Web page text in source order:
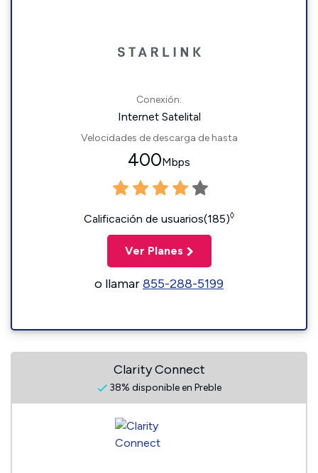
Conexión:
Internet Satelital
Velocidades de descarga de hasta
400Mbps
Calificación de usuarios(185)◊
Ver Planes
o llamar855-288-5199
Clarity Connect
38% disponible en Preble